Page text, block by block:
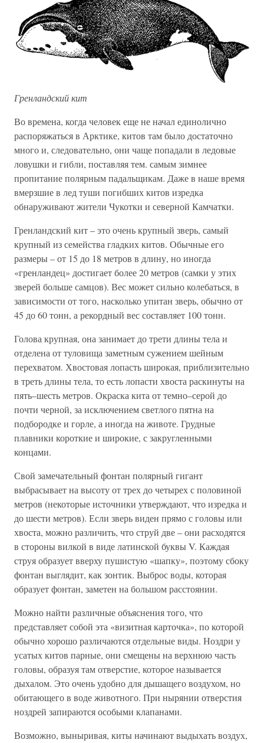
Гренландский кит
Во времена, когда человек еще не начал единолично
распоряжаться в Арктике, китов там было достаточно
много и, следовательно, они чаще попадали в ледовые
ловушки и гибли, поставляя тем. самым зимнее
пропитание полярным падальщикам. Даже в наше время
вмерзшие в лед туши погибших китов изредка
обнаруживают жители Чукотки и северной Камчатки.
Гренландский кит – это очень крупный зверь, самый
крупный из семейства гладких китов. Обычные его
размеры – от 15 до 18 метров в длину, но иногда
«гренландец» достигает более 20 метров (самки у этих
зверей больше самцов). Вес может сильно колебаться, в
зависимости от того, насколько упитан зверь, обычно от
45 до 60 тонн, а рекордный вес составляет 100 тонн.
Голова крупная, она занимает до трети длины тела и
отделена от туловища заметным сужением шейным
перехватом. Хвостовая лопасть широкая, приблизительно
в треть длины тела, то есть лопасти хвоста раскинуты на
пять–шесть метров. Окраска кита от темно–серой до
почти черной, за исключением светлого пятна на
подбородке и горле, а иногда на животе. Грудные
плавники короткие и широкие, с закругленными
концами.
Свой замечательный фонтан полярный гигант
выбрасывает на высоту от трех до четырех с половиной
метров (некоторые источники утверждают, что изредка и
до шести метров). Если зверь виден прямо с головы или
хвоста, можно различить, что струй две – они расходятся
в стороны вилкой в виде латинской буквы V. Каждая
струя образует вверху пушистую «шапку», поэтому сбоку
фонтан выглядит, как зонтик. Выброс воды, которая
образует фонтан, заметен на большом расстоянии.
Можно найти различные объяснения того, что
представляет собой эта «визитная карточка», по которой
обычно хорошо различаются отдельные виды. Ноздри у
усатых китов парные, они смещены на верхнюю часть
головы, образуя там отверстие, которое называется
дыхалом. Это очень удобно для дышащего воздухом, но
обитающего в воде животного. При нырянии отверстия
ноздрей запираются особыми клапанами.
Возможно, выныривая, киты начинают выдыхать воздух,